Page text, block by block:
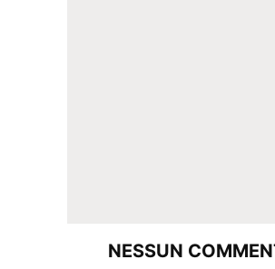
NESSUN